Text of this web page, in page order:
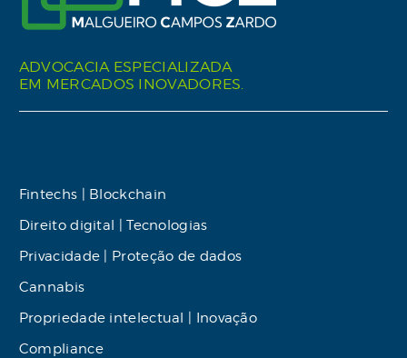
ADVOCACIA ESPECIALIZADA
EM MERCADOS INOVADORES.
Fintechs | Blockchain
Direito digital | Tecnologias
Privacidade | Proteção de dados
Cannabis
Propriedade intelectual | Inovação
Compliance